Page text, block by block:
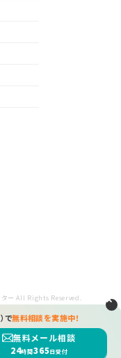
ター All Rights Reserved.
で無料相談を実施中！
無料メール相談
24時間365日受付